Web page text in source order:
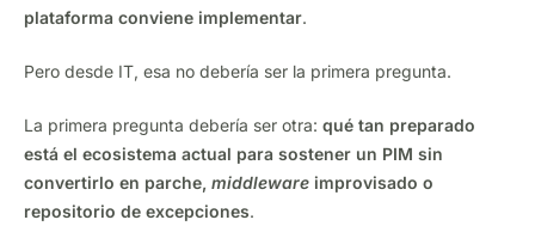
plataforma conviene implementar.
Pero desde IT, esa no debería ser la primera pregunta.
La primera pregunta debería ser otra: qué tan preparado
está el ecosistema actual para sostener un PIM sin
convertirlo en parche, middleware improvisado o
repositorio de excepciones.